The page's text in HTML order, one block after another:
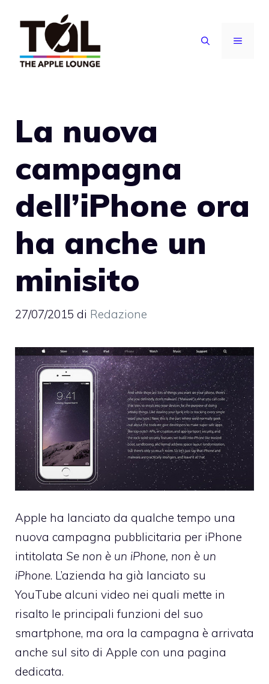
contenuto
MENU
La nuova
campagna
dell’iPhone ora
ha anche un
minisito
27/07/2015 di Redazione
Apple ha lanciato da qualche tempo una
nuova campagna pubblicitaria per iPhone
intitolata Se non è un iPhone, non è un
iPhone. L’azienda ha già lanciato su
YouTube alcuni video nei quali mette in
risalto le principali funzioni del suo
smartphone, ma ora la campagna è arrivata
anche sul sito di Apple con una pagina
dedicata.